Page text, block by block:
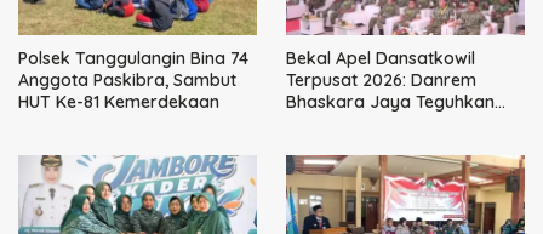
Polsek Tanggulangin Bina 74
Anggota Paskibra, Sambut
HUT Ke-81 Kemerdekaan
Bekal Apel Dansatkowil
Terpusat 2026: Danrem
Bhaskara Jaya Teguhkan